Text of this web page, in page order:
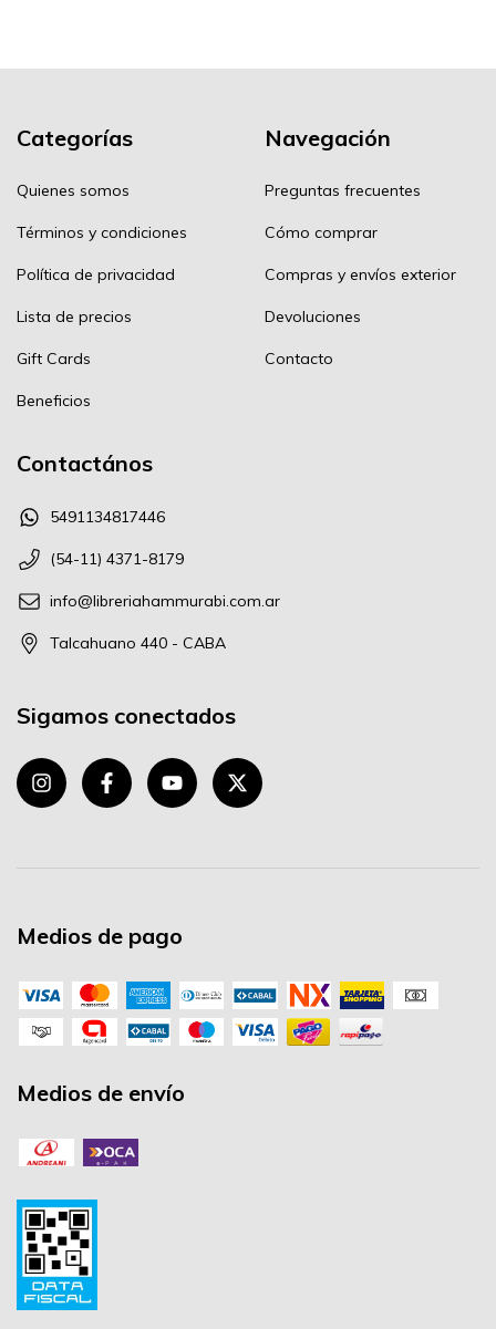
Categorías
Quienes somos
Términos y condiciones
Política de privacidad
Lista de precios
Gift Cards
Beneficios
Navegación
Preguntas frecuentes
Cómo comprar
Compras y envíos exterior
Devoluciones
Contacto
Contactános
5491134817446
(54-11) 4371-8179
info@libreriahammurabi.com.ar
Talcahuano 440 - CABA
Sigamos conectados
Medios de pago
Medios de envío